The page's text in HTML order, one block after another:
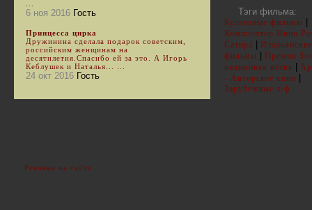
Тэги фильма:
Культовые фильмы |
Композитор Нино
Сатира | Итальянские
фильмы | Премия
пальмовая ветвь |
- Авторское кино |
Зарубежные х/ф
6 ноя 2016 Гость
Принцесса цирка
Дружинина сделала подарок советским,
российским женщинам на
десятилетия.Спасибо ей за это. А Игорь
Кеблушек и Наталья... ...
24 окт 2016 Гость
Реклама на сайте